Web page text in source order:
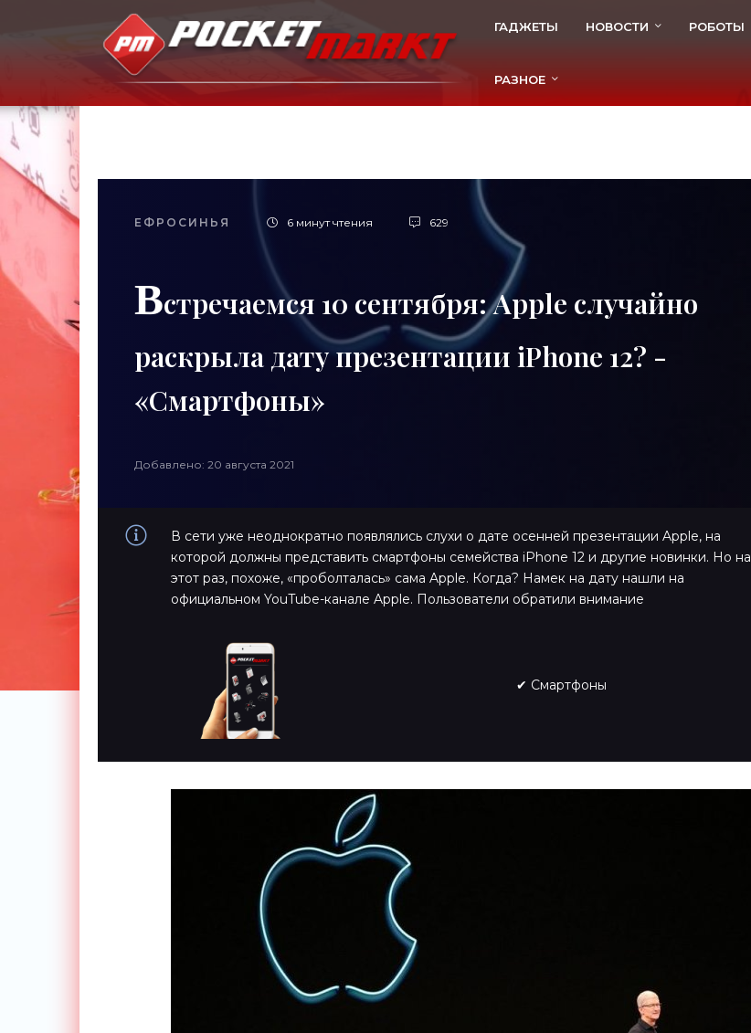
ГАДЖЕТЫ НОВОСТИ РОБОТЫ
РАЗНОЕ
ЕФРОСИНЬЯ 6 минут чтения 629
Встречаемся 10 сентября: Apple случайно
раскрыла дату презентации iPhone 12? -
«Смартфоны»
Добавлено: 20 августа 2021
В сети уже неоднократно появлялись слухи о дате осенней презентации Apple, на
которой должны представить смартфоны семейства iPhone 12 и другие новинки. Но на
этот раз, похоже, «проболталась» сама Apple. Когда? Намек на дату нашли на
официальном YouTube-канале Apple. Пользователи обратили внимание
✔ Смартфоны